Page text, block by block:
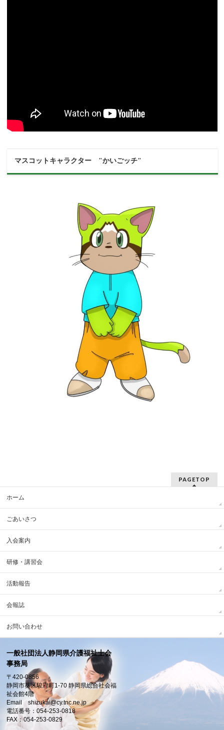
マスコットキャラクター "かいごッチ"
PAGETOP
ホーム
ごあいさつ
入会案内
研修・講習会
活動報告
会報誌
お問い合わせ
一般社団法人静岡県介護福祉士会
事務局
〒420-0856
静岡市葵区駿府町1-70 静岡県総合社会福
祉会館4階
Email shizukai@cy.tnc.ne.jp
電話番号：054-253-0818
FAX：054-253-0829